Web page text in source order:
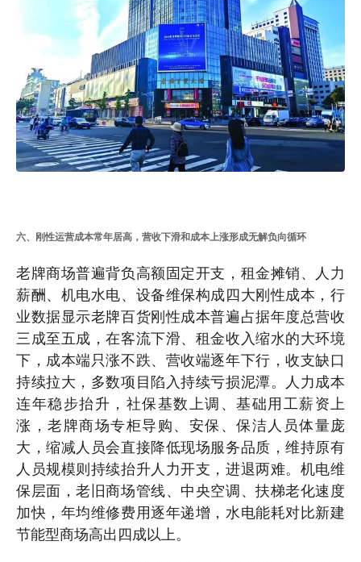
六、刚性运营成本常年居高，营收下滑和成本上涨形成无解负向循环
老牌商场普遍背负高额固定开支，租金摊销、人力
薪酬、机电水电、设备维保构成四大刚性成本，行
业数据显示老牌百货刚性成本普遍占据年度总营收
三成至五成，在客流下滑、租金收入缩水的大环境
下，成本端只涨不跌、营收端逐年下行，收支缺口
持续拉大，多数项目陷入持续亏损泥潭。人力成本
连年稳步抬升，社保基数上调、基础用工薪资上
涨，老牌商场专柜导购、安保、保洁人员体量庞
大，缩减人员会直接降低现场服务品质，维持原有
人员规模则持续抬升人力开支，进退两难。机电维
保层面，老旧商场管线、中央空调、扶梯老化速度
加快，年均维修费用逐年递增，水电能耗对比新建
节能型商场高出四成以上。